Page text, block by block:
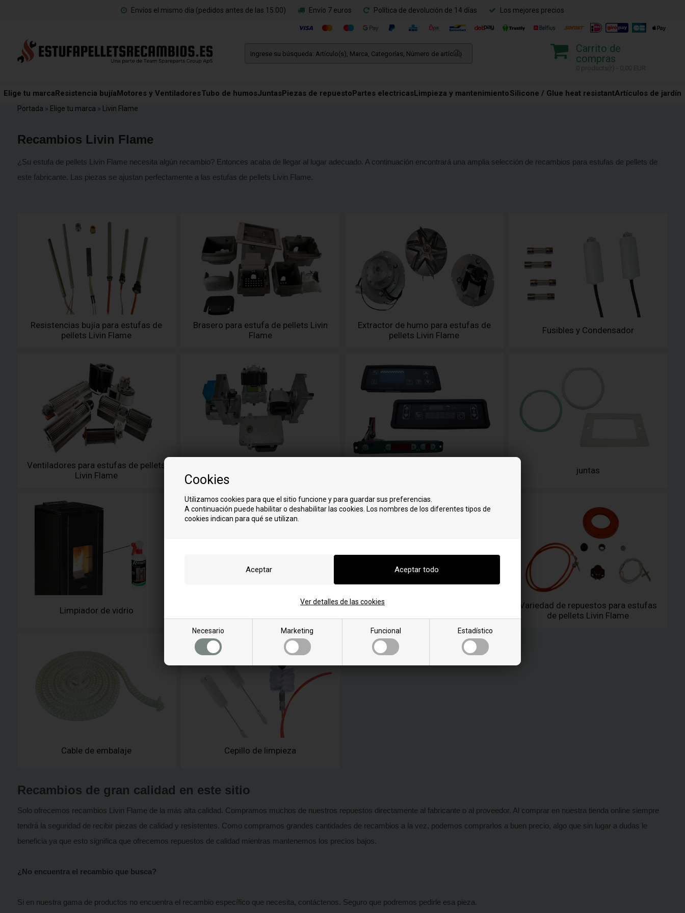
Cookies
Utilizamos cookies para que el sitio funcione y para guardar sus preferencias.
A continuación puede habilitar o deshabilitar las cookies. Los nombres de los diferentes tipos de
cookies indican para qué se utilizan.
Necesario Marketing Funcional Estadístico
Ver detalles de las cookies
Envíos el mismo día (pedidos antes de las 15:00) Envío 7 euros Política de devolución de 14 días Los mejores precios
Carrito de
compras
Elige tu marcaResistencia bujíaMotores y VentiladoresTubo de humosJuntasPiezas de repuestoPartes electricasLimpieza y mantenimientoSilicone / Glue heat resistantArtículos de jardín
Portada » Elige tu marca » Livin Flame
Recambios Livin Flame
¿Su estufa de pellets Livin Flame necesita algún recambio? Entonces acaba de llegar al lugar adecuado. A continuación encontrará una amplia selección de recambios para estufas de pellets de
este fabricante. Las piezas se ajustan perfectamente a las estufas de pellets Livin Flame.
Resistencias bujía para estufas de
pellets Livin Flame
Brasero para estufa de pellets Livin
Flame
Extractor de humo para estufas de
pellets Livin Flame
Fusibles y Condensador
Ventiladores para estufas de pellets
Livin Flame
juntas
Limpiador de vidrio
Service af Livin Flame pilleovn og
Variedad de repuestos para estufas
de pellets Livin Flame
Cable de embalaje Cepillo de limpieza
Recambios de gran calidad en este sitio
Solo ofrecemos recambios Livin Flame de la más alta calidad. Compramos muchos de nuestros repuestos directamente al fabricante o al proveedor. Al comprar en nuestra tienda online siempre
tendrá la seguridad de recibir piezas de calidad y resistentes. Como compramos grandes cantidades de recambios a la vez, podemos comprarlos a buen precio, algo que sin lugar a dudas le
beneficia ya que esto significa que ofrecemos repuestos de calidad mientras mantenemos los precios bajos.
¿No encuentra el recambio que busca?
Si en nuestra gama de productos no encuentra el recambio específico que necesita, contáctenos. Seguro que podremos pedirle esa pieza.